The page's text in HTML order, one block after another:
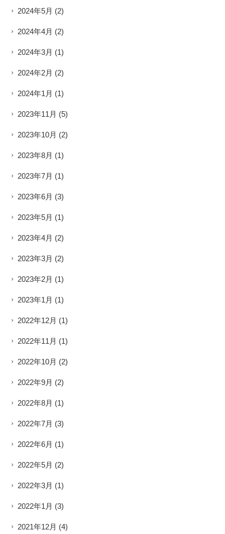
2024年5月 (2)
2024年4月 (2)
2024年3月 (1)
2024年2月 (2)
2024年1月 (1)
2023年11月 (5)
2023年10月 (2)
2023年8月 (1)
2023年7月 (1)
2023年6月 (3)
2023年5月 (1)
2023年4月 (2)
2023年3月 (2)
2023年2月 (1)
2023年1月 (1)
2022年12月 (1)
2022年11月 (1)
2022年10月 (2)
2022年9月 (2)
2022年8月 (1)
2022年7月 (3)
2022年6月 (1)
2022年5月 (2)
2022年3月 (1)
2022年1月 (3)
2021年12月 (4)